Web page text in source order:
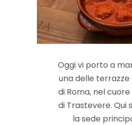
Oggi vi porto a
una delle terrazze
di Roma, nel
di Trastevere. Qui
la sede